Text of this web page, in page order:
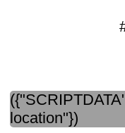
location"})